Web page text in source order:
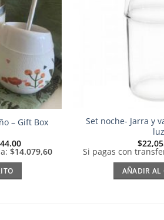
– Gift Box
El
precio
actual
$14.079,60
Set noche- Jarra y
luz
$
Si pagas con
AÑADIR AL